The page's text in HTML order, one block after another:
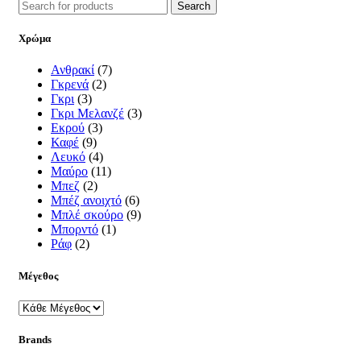
Search
Χρώμα
Ανθρακί (7)
Γκρενά (2)
Γκρι (3)
Γκρι Μελανζέ (3)
Εκρού (3)
Καφέ (9)
Λευκό (4)
Μαύρο (11)
Μπεζ (2)
Μπέζ ανοιχτό (6)
Μπλέ σκούρο (9)
Μπορντό (1)
Ράφ (2)
Μέγεθος
Brands